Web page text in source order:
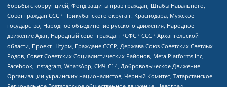
борьбы с коррупцией, Фонд защиты прав граждан, Штабы Навального,
Совет граждан СССР Прикубанского округа г. Краснодара, Мужское
государство, Народное объединение русского движения, Народное
движение Адат, Народный совет граждан РСФСР СССР Архангельской
области, Проект Штурм, Граждане СССР, Держава Союз Советских Светлых
Родов, Совет Советских Социалистических Районов, Meta Platforms Inc,
Facebook, Instagram, WhatsApp, СИЧ-С14, Добровольческое Движение
Организации украинских националистов, Черный Комитет, Татарстанское